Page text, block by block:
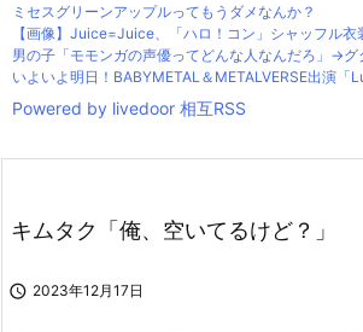
ミセスグリーンアップルってもうダメなんか？
【画像】Juice=Juice、「ハロ！コン」シャッフル衣
男の子「モモンガの声優ってどんな人なんだろ」→グ
いよいよ明日！BABYMETAL＆METALVERSE出演「
Powered by livedoor 相互RSS
キムタク「俺、空いてるけど？」
 2023年12月17日